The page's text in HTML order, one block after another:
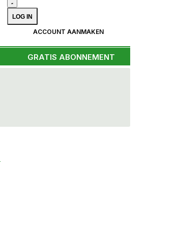
ACCOUNT AANMAKEN
GRATIS ABONNEMENT